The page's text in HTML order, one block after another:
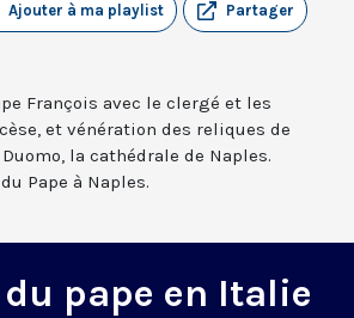
Partager
Ajouter à ma playlist
François avec le clergé et les
et vénération des reliques de
la cathédrale de Naples.
Pape à Naples.
du pape en Italie